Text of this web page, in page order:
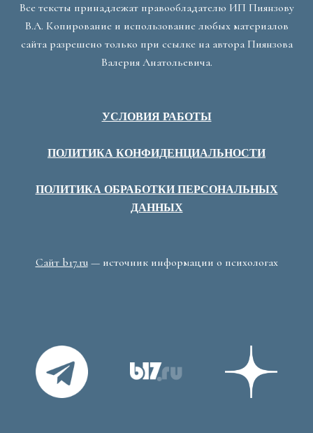
Все тексты принадлежат правообладателю ИП Пиянзову
В.А. Копирование и использование любых материалов
сайта разрешено только при ссылке на автора Пиянзова
Валерия Анатольевича.
УСЛОВИЯ РАБОТЫ
ПОЛИТИКА КОНФИДЕНЦИАЛЬНОСТИ
ПОЛИТИКА ОБРАБОТКИ ПЕРСОНАЛЬНЫХ
ДАННЫХ
Сайт b17.ru— источник информации о психологах